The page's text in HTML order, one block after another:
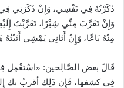
ذَكَرْتُهُ فِي نَفْسِي، وَإِنْ ذَكَرَنِي فِي
وَإِنْ تَقَرَّبَ مِنِّي شِبْرًا، تَقَرَّبْتُ
مِنْهُ بَاعًا، وَإِنْ أَتَانِي يَمْشِي
قَالَ بعض الصَّالِحين: «اسْتعْمِل
فِي كشفها، فَإِن ذَلِك أقربُ بك